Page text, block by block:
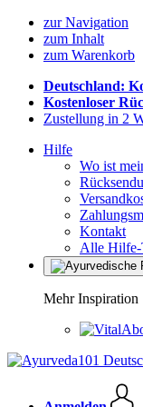
zur Navigation
zum Inhalt
zum Warenkorb
Deutschland:
Kostenloser
Zustellung in 2
Hilfe
Wo ist
Kontakt
Alle Hilfe-
Mehr Inspiration